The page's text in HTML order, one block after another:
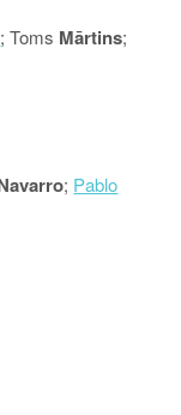
; Toms Mārtins;
; Pablo